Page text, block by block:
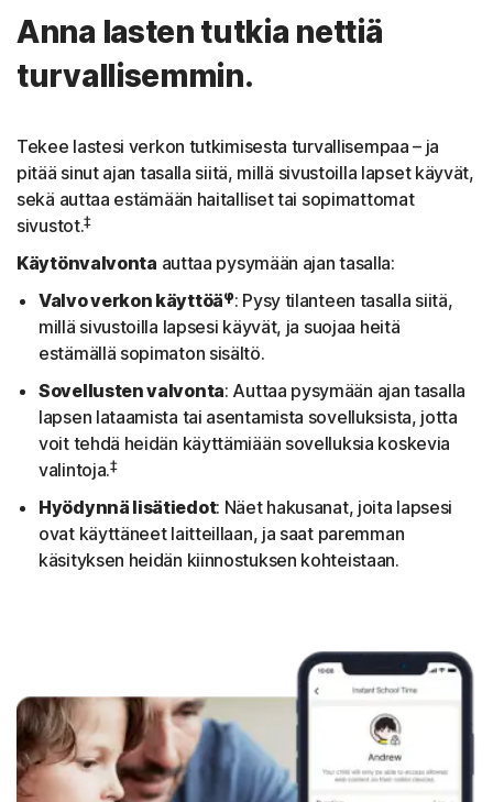
Anna lasten tutkia nettiä
turvallisemmin.
Tekee lastesi verkon tutkimisesta turvallisempaa – ja
pitää sinut ajan tasalla siitä, millä sivustoilla lapset käyvät,
sekä auttaa estämään haitalliset tai sopimattomat
sivustot.‡
Käytönvalvonta auttaa pysymään ajan tasalla:
Valvo verkon käyttöäφ: Pysy tilanteen tasalla siitä,
millä sivustoilla lapsesi käyvät, ja suojaa heitä
estämällä sopimaton sisältö.
Sovellusten valvonta: Auttaa pysymään ajan tasalla
lapsen lataamista tai asentamista sovelluksista, jotta
voit tehdä heidän käyttämiään sovelluksia koskevia
valintoja.‡
Hyödynnä lisätiedot: Näet hakusanat, joita lapsesi
ovat käyttäneet laitteillaan, ja saat paremman
käsityksen heidän kiinnostuksen kohteistaan.